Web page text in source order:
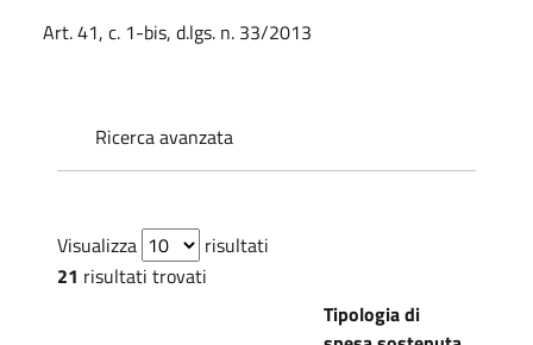
Art. 41, c. 1-bis, d.lgs. n. 33/2013
Ricerca avanzata
Visualizza
risultati
21 risultati trovati
Tipologia di